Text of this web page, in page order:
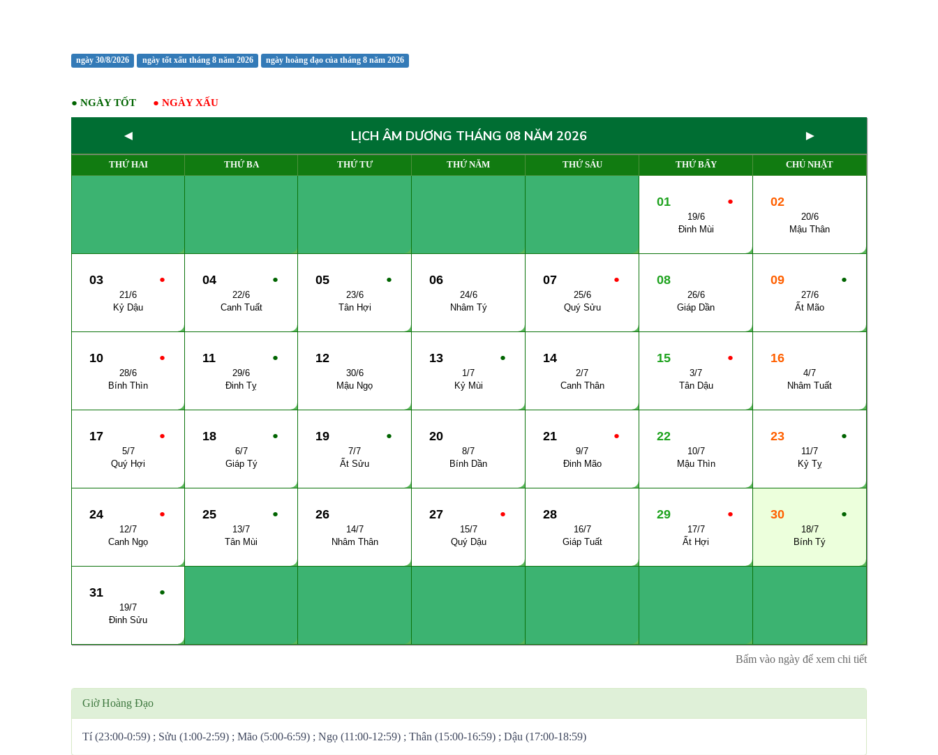
ngày 30/8/2026 ngày tốt xấu tháng 8 năm 2026 ngày hoàng đạo của tháng 8 năm 2026
● NGÀY TỐT ● NGÀY XẤU
◄ LỊCH ÂM DƯƠNG THÁNG 08 NĂM 2026 ►
THỨ HAI THỨ BA THỨ TƯ THỨ NĂM THỨ SÁU THỨ BẨY CHỦ NHẬT
●
01
19/6
Đinh Mùi
02
20/6
Mậu Thân
●
03
21/6
Kỷ Dậu
●
04
22/6
Canh Tuất
●
05
23/6
Tân Hợi
06
24/6
Nhâm Tý
●
07
25/6
Quý Sửu
08
26/6
Giáp Dần
●
09
27/6
Ất Mão
●
10
28/6
Bính Thìn
●
11
29/6
Đinh Tỵ
12
30/6
Mậu Ngọ
●
13
1/7
Kỷ Mùi
14
2/7
Canh Thân
●
15
3/7
Tân Dậu
16
4/7
Nhâm Tuất
●
17
5/7
Quý Hợi
●
18
6/7
Giáp Tý
●
19
7/7
Ất Sửu
20
8/7
Bính Dần
●
21
9/7
Đinh Mão
22
10/7
Mậu Thìn
●
23
11/7
Kỷ Tỵ
●
24
12/7
Canh Ngọ
●
25
13/7
Tân Mùi
26
14/7
Nhâm Thân
●
27
15/7
Quý Dậu
28
16/7
Giáp Tuất
●
29
17/7
Ất Hợi
●
30
18/7
Bính Tý
●
31
19/7
Đinh Sửu
Bấm vào ngày để xem chi tiết
Giờ Hoàng Đạo
Tí (23:00-0:59) ; Sửu (1:00-2:59) ; Mão (5:00-6:59) ; Ngọ (11:00-12:59) ; Thân (15:00-16:59) ; Dậu (17:00-18:59)